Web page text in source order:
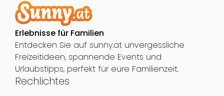
Erlebnisse für Familien
Entdecken Sie auf sunny.at unvergessliche
Freizeitideen, spannende Events und
Urlaubstipps, perfekt für eure Familienzeit.
Rechlichtes